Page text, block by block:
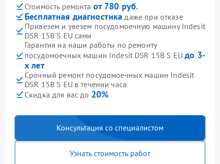
Стоимость ремонта от 780 руб.
Бесплатная диагностика даже при отказе
Привезем и увезем посудомоечную машину Indesit
DSR 15B S EU сами
Гарантия на наши работы по ремонту
посудомоечных машин Indesit DSR 15B S EUдо 3-
х лет
Срочный ремонт посудомоечных машин Indesit
DSR 15B S EU в течении часа
Скидка для вас до 20%
Консультация со специалистом
Узнать стоимость работ